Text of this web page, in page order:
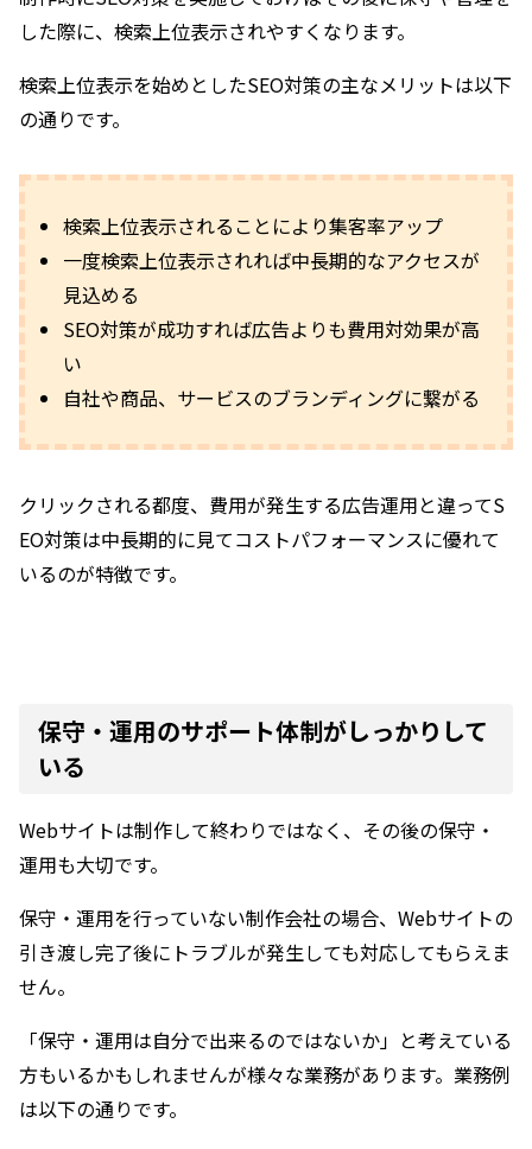
した際に、検索上位表示されやすくなります。
検索上位表示を始めとしたSEO対策の主なメリットは以下
の通りです。
検索上位表示されることにより集客率アップ
一度検索上位表示されれば中長期的なアクセスが
見込める
SEO対策が成功すれば広告よりも費用対効果が高
い
自社や商品、サービスのブランディングに繋がる
クリックされる都度、費用が発生する広告運用と違ってS
EO対策は中長期的に見てコストパフォーマンスに優れて
いるのが特徴です。
保守・運用のサポート体制がしっかりして
いる
Webサイトは制作して終わりではなく、その後の保守・
運用も大切です。
保守・運用を行っていない制作会社の場合、Webサイトの
引き渡し完了後にトラブルが発生しても対応してもらえま
せん。
「保守・運用は自分で出来るのではないか」と考えている
方もいるかもしれませんが様々な業務があります。業務例
は以下の通りです。